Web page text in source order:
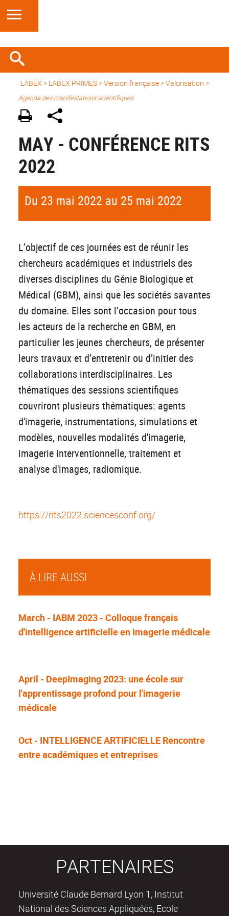
LABEX > LABEX PRIMES>Version française> Valorisation >
Agenda des manifestations scientifiques
MAY - CONFÉRENCE RITS
2022
Du 23 mai 2022 au 25 mai 2022
L’objectif de ces journées est de réunir les
chercheurs académiques et industriels des
diverses disciplines du Génie Biologique et
Médical (GBM), ainsi que les sociétés savantes
du domaine. Elles sont l’occasion pour tous
les acteurs de la recherche en GBM, en
particulier les jeunes chercheurs, de présenter
leurs travaux et d’entretenir ou d’initier des
collaborations interdisciplinaires. Les
thématiques des sessions scientifiques
couvriront plusieurs thématiques: agents
d'imagerie, instrumentations, simulations et
modèles, nouvelles modalités d'imagerie,
imagerie interventionnelle, traitement et
analyse d'images, radiomique.
https://rits2022.sciencesconf.org/
À LIRE AUSSI
March - IABM 2023 - Colloque français
d'intelligence artificielle en imagerie médicale
April - DeepImaging 2023: une école sur
l'apprentissage profond pour l'imagerie
médicale
Oct - INTELLIGENCE ARTIFICIELLE Rencontre
entre académiques et entreprises
PARTENAIRES
Université Claude Bernard Lyon 1, Institut
National des Sciences Appliquées, Ecole